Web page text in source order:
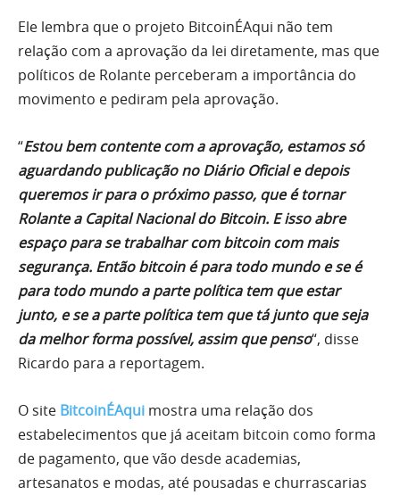
Ele lembra que o projeto BitcoinÉAqui não tem
relação com a aprovação da lei diretamente, mas que
políticos de Rolante perceberam a importância do
movimento e pediram pela aprovação.
“Estou bem contente com a aprovação, estamos só
aguardando publicação no Diário Oficial e depois
queremos ir para o próximo passo, que é tornar
Rolante a Capital Nacional do Bitcoin. E isso abre
espaço para se trabalhar com bitcoin com mais
segurança. Então bitcoin é para todo mundo e se é
para todo mundo a parte política tem que estar
junto, e se a parte política tem que tá junto que seja
da melhor forma possível, assim que penso“, disse
Ricardo para a reportagem.
O site BitcoinÉAqui mostra uma relação dos
estabelecimentos que já aceitam bitcoin como forma
de pagamento, que vão desde academias,
artesanatos e modas, até pousadas e churrascarias